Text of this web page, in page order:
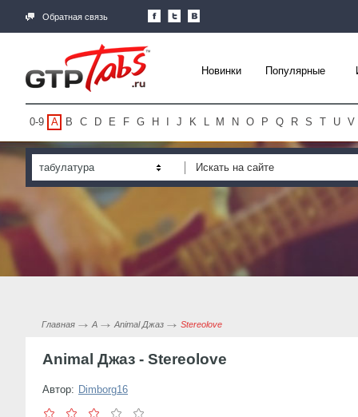
Обратная связь
Новинки Популярные
0-9 A B C D E F G H J K L M N O P Q R S T U V
табулатура
Главная A Animal Джаз Stereolove
Animal Джаз - Stereolove
Автор: Dimborg16